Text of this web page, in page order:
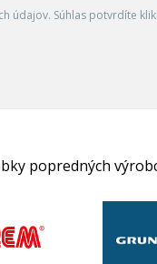
Súhlas potvrdíte
popredných